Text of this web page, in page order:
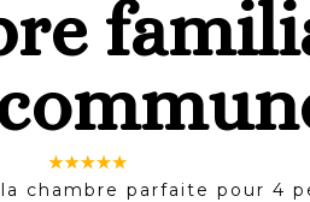
chambre parfaite pour 4